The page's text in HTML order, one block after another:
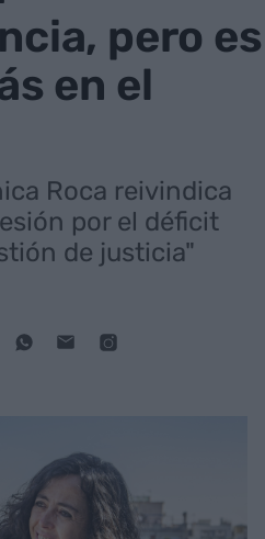
pero es
en el
Roca reivindica
por el déficit
de justicia"